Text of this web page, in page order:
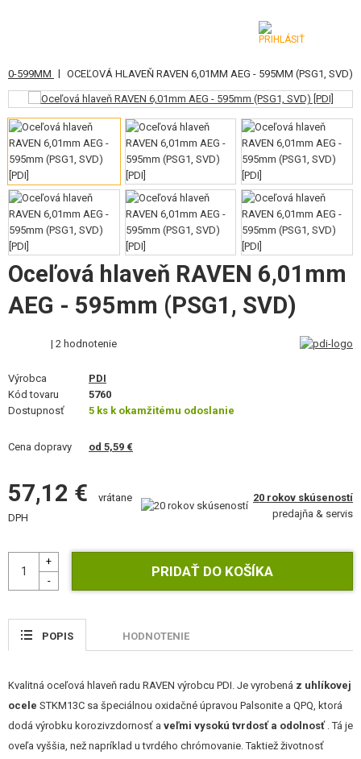
KATEGÓRIE
AIRSOFTOVÉ ZBRANE
VZDUCHOVÉ ZBRANE, PRAKY
GRANÁTOMETY, GRANÁTY
GULIČKY, PLYN
ZÁSOBNÍKY, PLNIČKY
MASKOVANIE, FARBY, PÁSKY
VYSIELAČKY, HEADSETY, KAMERY
NÁHRADNÉ DIELY ZBRANÍ, UPGRADE
SERVIS A ÚDRŽBA ZBRANÍ
SEBAOBRANA, VÝCVIK, NOŽE
TERČE, STRELNICE
STAVEBNICE, MODELY
599MM | OCEĽOVÁ HLAVEŇ RAVEN 6,01MM AEG - 595MM (PSG1, SVD)
Oceľová hlaveň RAVEN 6,01mm
AEG - 595mm (PSG1, SVD)
| 2 hodnotenie
Výrobca
PDI
Kód tovaru
5760
Dostupnosť
5 ks k okamžitému odoslanie
Cena dopravy od 5,59 €
57,12 €
vrátane
DPH
20 rokov skúseností
predajňa & servis
POPIS HODNOTENIE
Kvalitná oceľová hlaveň radu RAVEN výrobcu PDI. Je vyrobená z uhlíkovej
ocele STKM13C sa špeciálnou oxidačné úpravou Palsonite a QPQ, ktorá
dodá výrobku korozivzdornosť a veľmi vysokú tvrdosť a odolnosť . Tá je
oveľa vyššia, než napríklad u tvrdého chrómovanie. Taktiež životnosť